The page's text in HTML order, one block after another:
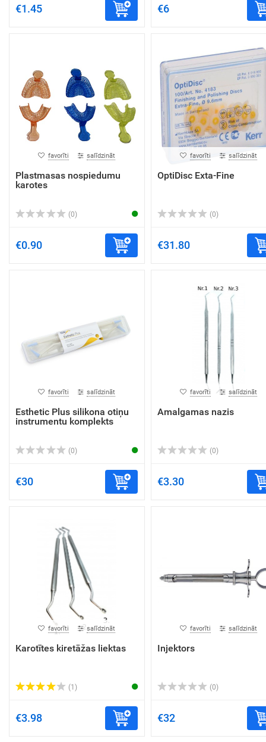
€1.45 €6
favorīti salīdzināt
Plastmasas nospiedumu
karotes
(0)
€0.90
favorīti salīdzināt
OptiDisc Exta-Fine
(0)
€31.80
favorīti salīdzināt
Esthetic Plus silikona otiņu
instrumentu komplekts
(0)
€30
favorīti salīdzināt
Amalgamas nazis
(0)
€3.30
favorīti salīdzināt
Karotītes kiretāžas liektas
(1)
€3.98
favorīti salīdzināt
Injektors
(0)
€32